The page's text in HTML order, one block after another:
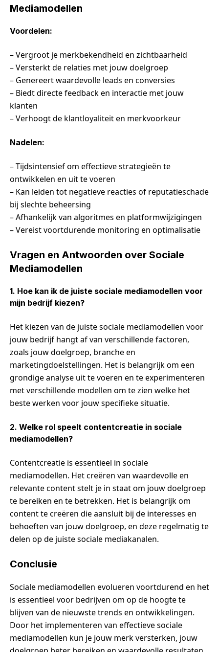
Mediamodellen
Voordelen:
– Vergroot je merkbekendheid en zichtbaarheid
– Versterkt de relaties met jouw doelgroep
– Genereert waardevolle leads en conversies
– Biedt directe feedback en interactie met jouw
klanten
– Verhoogt de klantloyaliteit en merkvoorkeur
Nadelen:
– Tijdsintensief om effectieve strategieën te
ontwikkelen en uit te voeren
– Kan leiden tot negatieve reacties of reputatieschade
bij slechte beheersing
– Afhankelijk van algoritmes en platformwijzigingen
– Vereist voortdurende monitoring en optimalisatie
Vragen en Antwoorden over Sociale
Mediamodellen
1. Hoe kan ik de juiste sociale mediamodellen voor
mijn bedrijf kiezen?
Het kiezen van de juiste sociale mediamodellen voor
jouw bedrijf hangt af van verschillende factoren,
zoals jouw doelgroep, branche en
marketingdoelstellingen. Het is belangrijk om een
grondige analyse uit te voeren en te experimenteren
met verschillende modellen om te zien welke het
beste werken voor jouw specifieke situatie.
2. Welke rol speelt contentcreatie in sociale
mediamodellen?
Contentcreatie is essentieel in sociale
mediamodellen. Het creëren van waardevolle en
relevante content stelt je in staat om jouw doelgroep
te bereiken en te betrekken. Het is belangrijk om
content te creëren die aansluit bij de interesses en
behoeften van jouw doelgroep, en deze regelmatig te
delen op de juiste sociale mediakanalen.
Conclusie
Sociale mediamodellen evolueren voortdurend en het
is essentieel voor bedrijven om op de hoogte te
blijven van de nieuwste trends en ontwikkelingen.
Door het implementeren van effectieve sociale
mediamodellen kun je jouw merk versterken, jouw